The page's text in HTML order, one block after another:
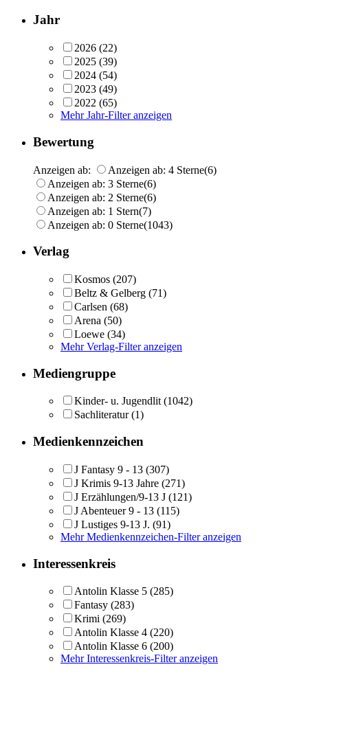
Jahr
2026 (22)
2025 (39)
2024 (54)
2023 (49)
2022 (65)
Mehr Jahr-Filter anzeigen
Bewertung
Anzeigen ab: Anzeigen ab: 4 Sterne(6)
Anzeigen ab: 3 Sterne(6)
Anzeigen ab: 2 Sterne(6)
Anzeigen ab: 1 Stern(7)
Anzeigen ab: 0 Sterne(1043)
Verlag
Kosmos (207)
Beltz & Gelberg (71)
Carlsen (68)
Arena (50)
Loewe (34)
Mehr Verlag-Filter anzeigen
Mediengruppe
Kinder- u. Jugendlit (1042)
Sachliteratur (1)
Medienkennzeichen
J Fantasy 9 - 13 (307)
J Krimis 9-13 Jahre (271)
J Erzählungen/9-13 J (121)
J Abenteuer 9 - 13 (115)
J Lustiges 9-13 J. (91)
Mehr Medienkennzeichen-Filter anzeigen
Interessenkreis
Antolin Klasse 5 (285)
Fantasy (283)
Krimi (269)
Antolin Klasse 4 (220)
Antolin Klasse 6 (200)
Mehr Interessenkreis-Filter anzeigen